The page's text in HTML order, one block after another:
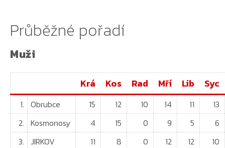
Průběžné pořadí
Muži
Krá Kos Rad Mří Lib Syc
1. Obrubce 15 12 10 14 11
13
2. Kosmonosy 4 15 0 9 5
6
3. JIRKOV 11 8 0 12 12
10